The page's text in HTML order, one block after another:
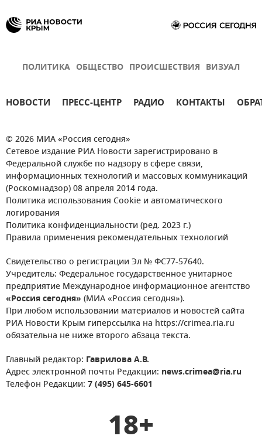
ПОЛИТИКА ОБЩЕСТВО ПРОИСШЕСТВИЯ ВИЗУАЛ
НОВОСТИ ПРЕСС-ЦЕНТР РАДИО КОНТАКТЫ
© 2026 МИА «Россия сегодня»
Сетевое издание РИА Новости зарегистрировано в
Федеральной службе по надзору в сфере связи,
информационных технологий и массовых коммуникаций
(Роскомнадзор) 08 апреля 2014 года.
Политика использования Cookie и автоматического
логирования
Политика конфиденциальности (ред. 2023 г.)
Правила применения рекомендательных технологий
Свидетельство о регистрации Эл № ФС77-57640.
Учредитель: Федеральное государственное унитарное
предприятие Международное информационное агентство
«Россия сегодня» (МИА «Россия сегодня»).
При любом использовании материалов и новостей сайта
РИА Новости Крым гиперссылка на https://crimea.ria.ru
обязательна не ниже второго абзаца текста.
Главный редактор: Гаврилова А.В.
Адрес электронной почты Редакции: news.crimea@ria.ru
Телефон Редакции: 7 (495) 645-6601
18+